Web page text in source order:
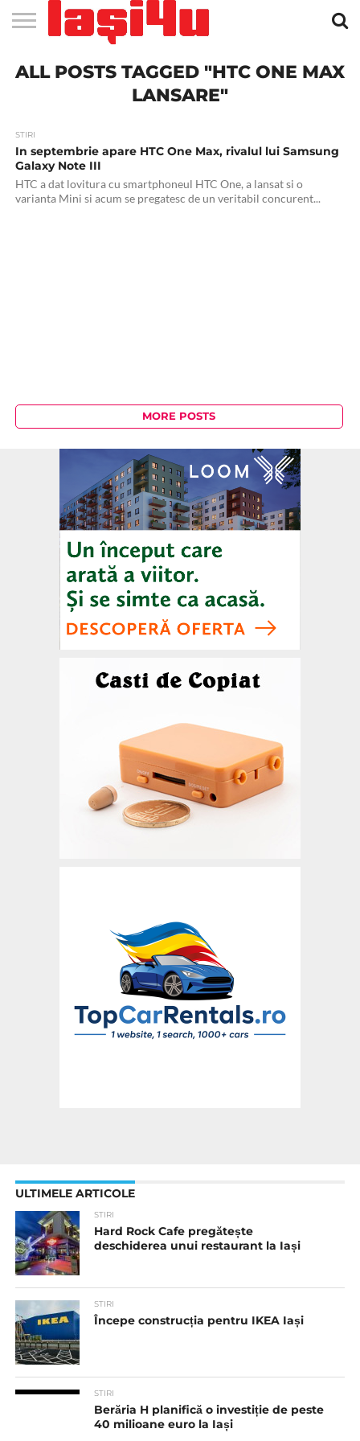
STIRI
APARTAMENTE
NOI IASI
STIRI
IASI
JOBS
IN
FILME
LA
CLUBURI /
DISCOTECI
BARURI /
CAFENELE
SALI DE
FORTA
SALOANE DE
INFRUMUSETARE
AGENTII
DE
RESTAURANTE
IN IASI
PIZZA
IN
PISCINA
IN IASI
FLORARII
RADIO
LIVE
SPALATORII
AUTO
TRACTARI
AUTO
TAXI
IN
CINEMA
TEATRU
HOTELURI
/
TEREN
SPORTIV
TEREN
TENIS
FARMACII
NON
COFFEE-
TO-GO
FIRME DE
PUBLICITATE
RENT
A
ALL POSTS TAGGED "HTC ONE MAX
LANSARE"
STIRI
In septembrie apare HTC One Max, rivalul lui Samsung
Galaxy Note III
HTC a dat lovitura cu smartphoneul HTC One, a lansat si o
varianta Mini si acum se pregatesc de un veritabil concurent...
MORE POSTS
ULTIMELE ARTICOLE
STIRI
Hard Rock Cafe pregătește
deschiderea unui restaurant la Iași
STIRI
Începe construcția pentru IKEA Iași
STIRI
Berăria H planifică o investiție de peste
40 milioane euro la Iași